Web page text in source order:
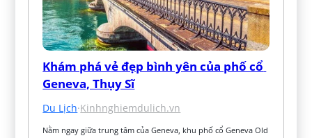
Khám phá vẻ đẹp bình yên của phố cổ
Geneva, Thụy Sĩ
Du Lịch·Kinhnghiemdulich.vn
Nằm ngay giữa trung tâm của Geneva, khu phố cổ Geneva Old